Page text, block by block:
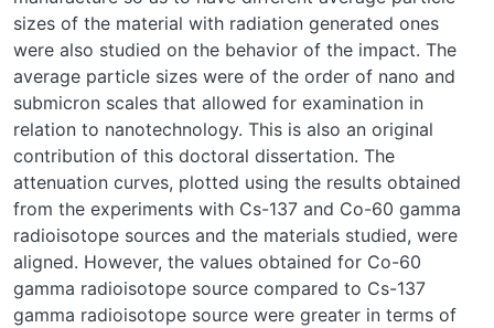
sizes of the material with radiation generated ones
were also studied on the behavior of the impact. The
average particle sizes were of the order of nano and
submicron scales that allowed for examination in
relation to nanotechnology. This is also an original
contribution of this doctoral dissertation. The
attenuation curves, plotted using the results obtained
from the experiments with Cs-137 and Co-60 gamma
radioisotope sources and the materials studied, were
aligned. However, the values obtained for Co-60
gamma radioisotope source compared to Cs-137
gamma radioisotope source were greater in terms of